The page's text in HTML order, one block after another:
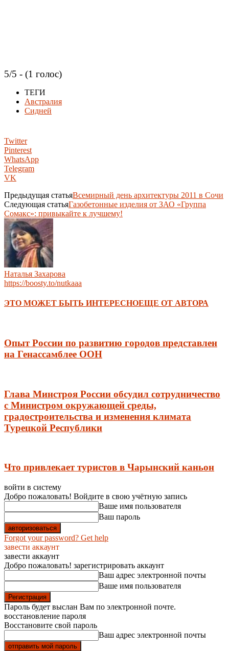
5/5 - (1 голос)
ТЕГИ
Австралия
Сидней
Twitter
Pinterest
WhatsApp
Telegram
VK
Предыдущая статьяВсемирный день архитектуры 2011 в Сочи
Следующая статьяГазобетонные изделия от ЗАО «Группа
Сомакс»: привыкайте к лучшему!
Наталья Захарова
https://boosty.to/nutkaaa
ЭТО МОЖЕТ БЫТЬ ИНТЕРЕСНОЕЩЕ ОТ АВТОРА
Опыт России по развитию городов представлен
на Генассамблее ООН
Глава Минстроя России обсудил сотрудничество
с Министром окружающей среды,
градостроительства и изменения климата
Турецкой Республики
Что привлекает туристов в Чарынский каньон
войти в систему
Добро пожаловать! Войдите в свою учётную запись
Ваше имя пользователя
Ваш пароль
Forgot your password? Get help
завести аккаунт
завести аккаунт
Добро пожаловать! зарегистрировать аккаунт
Ваш адрес электронной почты
Ваше имя пользователя
Пароль будет выслан Вам по электронной почте.
восстановление пароля
Восстановите свой пароль
Ваш адрес электронной почты